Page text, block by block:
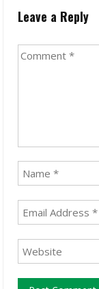
Leave a Reply